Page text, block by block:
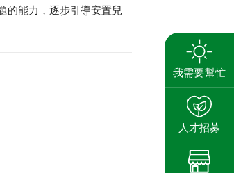
的能力，逐步引導安置兒
我需要幫忙
人才招募